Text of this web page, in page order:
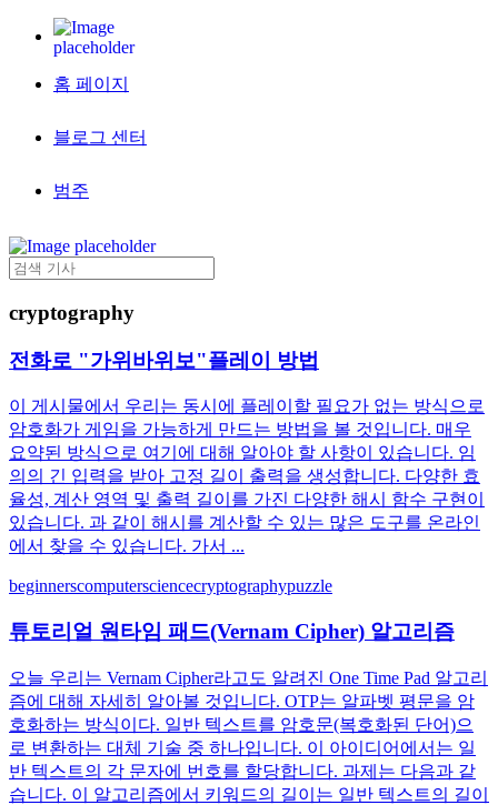
홈 페이지
블로그 센터
범주
cryptography
전화로 "가위바위보"플레이 방법
이 게시물에서 우리는 동시에 플레이할 필요가 없는 방식으로
암호화가 게임을 가능하게 만드는 방법을 볼 것입니다. 매우
요약된 방식으로 여기에 대해 알아야 할 사항이 있습니다. 임
의의 긴 입력을 받아 고정 길이 출력을 생성합니다. 다양한 효
율성, 계산 영역 및 출력 길이를 가진 다양한 해시 함수 구현이
있습니다. 과 같이 해시를 계산할 수 있는 많은 도구를 온라인
에서 찾을 수 있습니다. 가서 ...
beginnerscomputersciencecryptographypuzzle
튜토리얼 원타임 패드(Vernam Cipher) 알고리즘
오늘 우리는 Vernam Cipher라고도 알려진 One Time Pad 알고리
즘에 대해 자세히 알아볼 것입니다. OTP는 알파벳 평문을 암
호화하는 방식이다. 일반 텍스트를 암호문(복호화된 단어)으
로 변환하는 대체 기술 중 하나입니다. 이 아이디어에서는 일
반 텍스트의 각 문자에 번호를 할당합니다. 과제는 다음과 같
습니다. 이 알고리즘에서 키워드의 길이는 일반 텍스트의 길이